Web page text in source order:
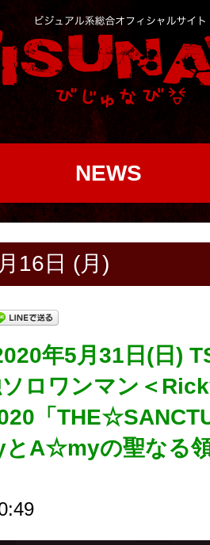
NEWS
16日 (月)
年5月31日(日)
ロワンマン＜
「
A☆myの聖なる